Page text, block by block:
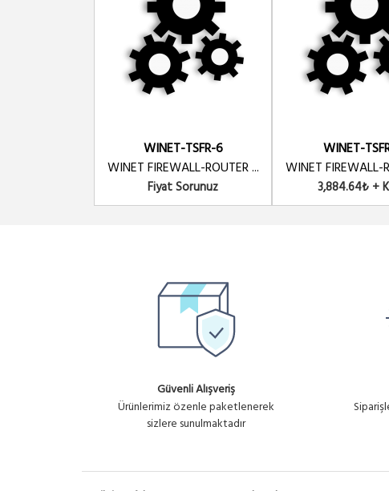
WINET HOTSPOT 1 AY TEKNIK DESTEK
WINET-TSW-1
WINET WIPOINT 1 AY TEKNIK DESTEK
WINET-TSW-6
WINET WIPOINT 6 AY TEKNİK DESTEK
WINET-TSFR-6
WINET FIREWALL-ROUTER ...
Fiyat Sorunuz
WINET-
WINET FIREWALL-
3,884.64₺ +
Güvenli Alışveriş
Ürünlerimiz özenle paketlenerek
sizlere sunulmaktadır